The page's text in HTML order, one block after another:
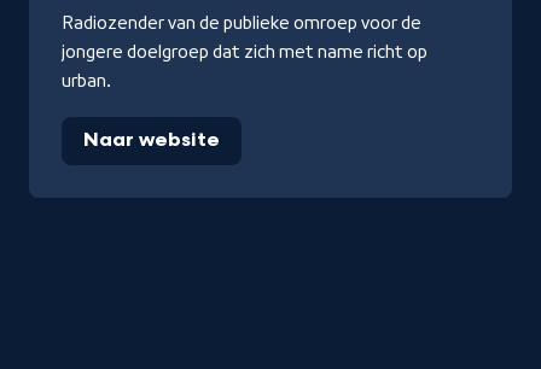
Radiozender van de publieke omroep voor de
jongere doelgroep dat zich met name richt op
urban.
Naar website